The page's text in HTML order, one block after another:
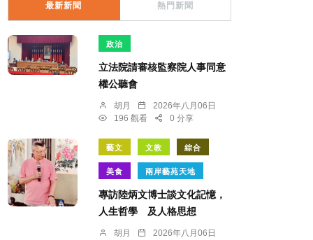
最新新聞 熱門新聞
政治
立法院請審核監察院人事同意
權公聽會
胡月
2026年八月06日
196 觀看
0 分享
藝文 文教 綜合
美食 兩岸藝苑天地
專訪陸炳文博士談文化記憶，
人生哲學 及人格思想
胡月
2026年八月06日